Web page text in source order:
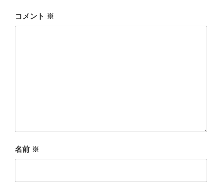
コメント ※
名前 ※